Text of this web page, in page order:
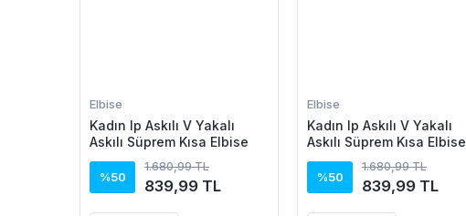
Elbise
Kadın Ip Askılı V Yakalı
Askılı Süprem Kısa Elbise
%50
1.680,99 TL
839,99 TL
Elbise
Kadın Ip Askılı V Yakalı
Askılı Süprem Kısa Elbise
%50
1.680,99 TL
839,99 TL